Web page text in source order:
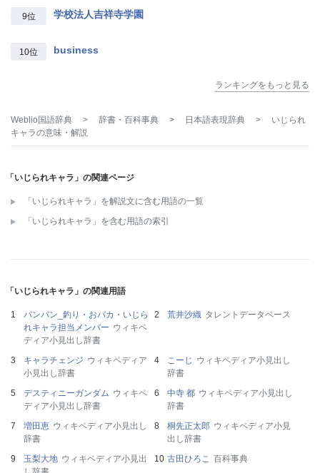
9位 学校法人吉祥寺学園
10位 business
ランキングをもっと見る
Weblio国語辞典 > 辞書・百科事典 > 日本語表現辞典 >
いじられ
キャラの意味・解説
「いじられキャラ」の関連ページ
「いじられキャラ」を解説文に含む用語の一覧
「いじられキャラ」を含む用語の索引
「いじられキャラ」の関連用語
バンバン_釣り・おバカ・いじら
れキャラ担当メンバー ウィキペ
ディア小見出し辞書
荒井沙織 タレントデータベース
キャラチェンジ ウィキペディア
小見出し辞書
こーじ ウィキペディア小見出し
辞書
デスティニーガンダム ウィキペ
ディア小見出し辞書
中寺 都 ウィキペディア小見出し
辞書
増田恵 ウィキペディア小見出し
辞書
桐先正太郎 ウィキペディア小見
出し辞書
玉梨大地 ウィキペディア小見出
古田ひろこ 百科事典